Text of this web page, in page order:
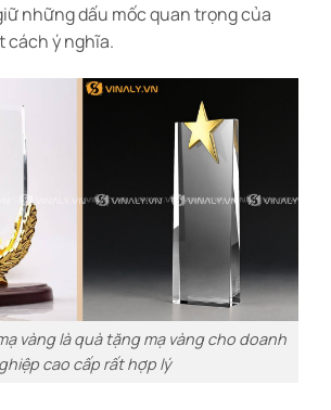
những dấu mốc quan trọng của
cách ý nghĩa.
vàng là quà tặng mạ vàng cho doanh
cao cấp rất hợp lý